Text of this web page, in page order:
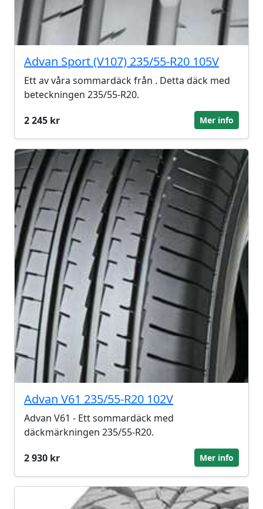
Advan Sport (V107) 235/55-R20 105V
Ett av våra sommardäck från . Detta däck med
beteckningen 235/55-R20.
2 245 kr
Mer info
Advan V61 235/55-R20 102V
Advan V61 - Ett sommardäck med
däckmärkningen 235/55-R20.
2 930 kr
Mer info